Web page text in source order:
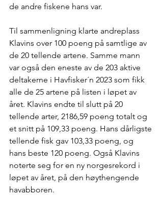
de andre fiskene hans var.
Til sammenligning klarte andreplass
Klavins over 100 poeng på samtlige av
de 20 tellende artene. Samme mann
var også den eneste av de 203 aktive
deltakerne i Havfisker´n 2023 som fikk
alle de 25 artene på listen i løpet av
året. Klavins endte til slutt på 20
tellende arter, 2186,59 poeng totalt og
et snitt på 109,33 poeng. Hans dårligste
tellende fisk gav 103,33 poeng, og
hans beste 120 poeng. Også Klavins
noterte seg for en ny norgesrekord i
løpet av året, på den høythengende
havabboren.